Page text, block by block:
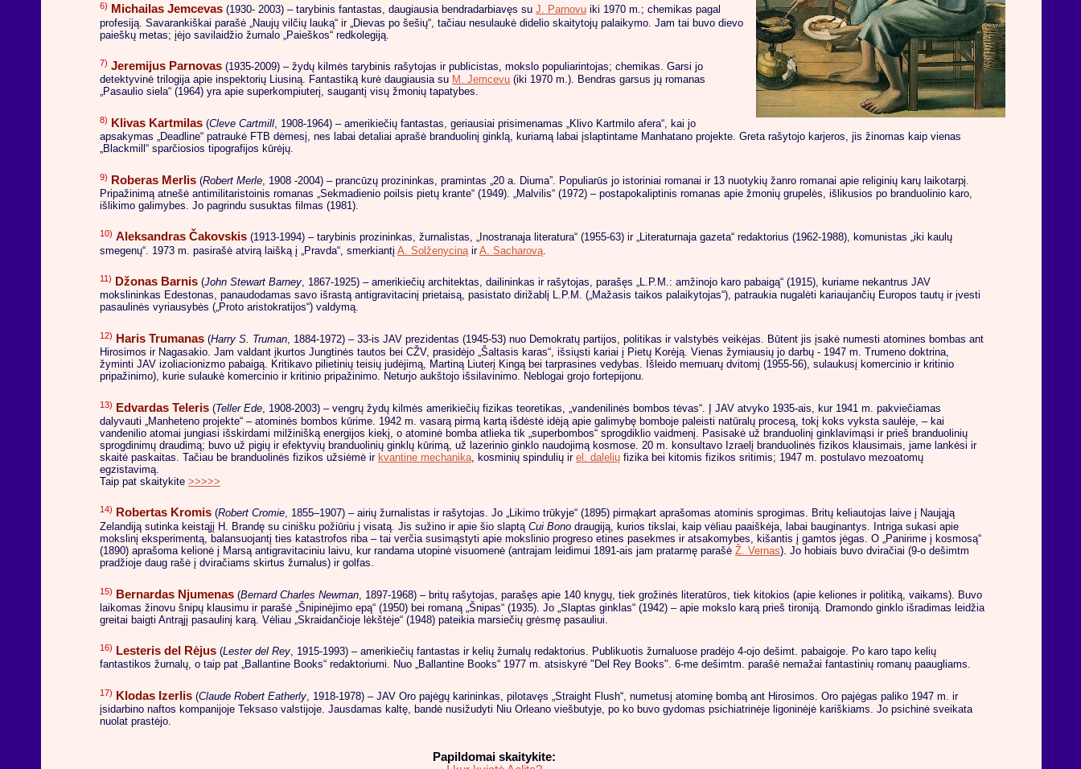
6) Michailas Jemcevas (1930- 2003) – tarybinis fantastas, daugiausia bendradarbiavęs su J. Parnovu iki 1970 m.; chemikas pagal
profesiją. Savarankiškai parašė „Naujų vilčių lauką“ ir „Dievas po šešių“, tačiau nesulaukė didelio skaitytojų palaikymo. Jam tai buvo dievo
paieškų metas; įėjo savilaidžio žurnalo „Paieškos“ redkolegiją.
7) Jeremijus Parnovas (1935-2009) – žydų kilmės tarybinis rašytojas ir publicistas, mokslo populiarintojas; chemikas. Garsi jo
detektyvinė trilogija apie inspektorių Liusiną. Fantastiką kurė daugiausia su M. Jemcevu (iki 1970 m.). Bendras garsus jų romanas
„Pasaulio siela“ (1964) yra apie superkompiuterį, saugantį visų žmonių tapatybes.
8) Klivas Kartmilas (Cleve Cartmill, 1908-1964) – amerikiečių fantastas, geriausiai prisimenamas „Klivo Kartmilo afera“, kai jo
apsakymas „Deadline“ patraukė FTB dėmesį, nes labai detaliai aprašė branduolinį ginklą, kuriamą labai įslaptintame Manhatano projekte. Greta rašytojo karjeros, jis žinomas kaip vienas
„Blackmill“ sparčiosios tipografijos kūrėjų.
9) Roberas Merlis (Robert Merle , 1908 -2004) – prancūzų prozininkas, pramintas „20 a. Diuma”. Populiarūs jo istoriniai romanai ir 13 nuotykių žanro romanai apie religinių karų laikotarpį.
Pripažinimą atnešė antimilitaristoinis romanas „Sekmadienio poilsis pietų krante“ (1949). „Malvilis“ (1972) – postapokaliptinis romanas apie žmonių grupelės, išlikusios po branduolinio karo,
išlikimo galimybes. Jo pagrindu susuktas filmas (1981).
10) Aleksandras Čakovskis (1913-1994) – tarybinis prozininkas, žurnalistas, „Inostranaja literatura“ (1955-63) ir „Literaturnaja gazeta“ redaktorius (1962-1988), komunistas „iki kaulų
smegenų“. 1973 m. pasirašė atvirą laišką į „Pravda“, smerkiantį A. Solženyciną irA. Sacharovą
11) Džonas Barnis (John Stewart Barney, 1867-1925) – amerikiečių architektas, dailininkas ir rašytojas, parašęs „L.P.M.: amžinojo karo pabaigą“ (1915), kuriame nekantrus JAV
mokslininkas Edestonas, panaudodamas savo išrastą antigravitacinį prietaisą, pasistato dirižablį L.P.M. („Mažasis taikos palaikytojas“), patraukia nugalėti kariaujančių Europos tautų ir įvesti
pasaulinės vyriausybės („Proto aristokratijos“) valdymą.
12) Haris Trumanas (Harry S. Truman, 1884-1972) – 33-is JAV prezidentas (1945-53) nuo Demokratų partijos, politikas ir valstybės veikėjas. Būtent jis įsakė numesti atomines bombas ant
Hirosimos ir Nagasakio. Jam valdant įkurtos Jungtinės tautos bei CŽV, prasidėjo „Šaltasis karas“, išsiųsti kariai į Pietų Korėją. Vienas žymiausių jo darbų - 1947 m. Trumeno doktrina,
žyminti JAV izoliacionizmo pabaigą. Kritikavo pilietinių teisių judėjimą, Martiną Liuterį Kingą bei tarprasines vedybas. Išleido memuarų dvitomį (1955-56), sulaukusį komercinio ir kritinio
pripažinimo), kurie sulaukė komercinio ir kritinio pripažinimo. Neturjo aukštojo išsilavinimo. Neblogai grojo fortepijonu.
13) Edvardas Teleris (Teller Ede, 1908-2003) – vengrų žydų kilmės amerikiečių fizikas teoretikas, „vandenilinės bombos tėvas“. Į JAV atvyko 1935-ais, kur 1941 m. pakviečiamas
dalyvauti „Manheteno projekte“ – atominės bombos kūrime. 1942 m. vasarą pirmą kartą išdėstė idėją apie galimybę bomboje paleisti natūralų procesą, tokį koks vyksta saulėje, – kai
vandenilio atomai jungiasi išskirdami milžinišką energijos kiekį, o atominė bomba atlieka tik „superbombos“ sprogdiklio vaidmenį. Pasisakė už branduolinį ginklavimąsi ir prieš branduolinių
sprogdinimų draudimą; buvo už pigių ir efektyvių branduolinių ginklų kūrimą, už lazerinio ginklo naudojimą kosmose. 20 m. konsultavo Izraelį branduolinės fizikos klausimais, jame lankėsi ir
skaitė paskaitas. Tačiau be branduolinės fizikos užsiėmė ir kvantine mechanika, kosminių spindulių ir el. dalelių fizika bei kitomis fizikos sritimis; 1947 m. postulavo mezoatomų
egzistavimą.
Taip pat skaitykite >>>>>
14) Robertas Kromis (Robert Cromie, 1855–1907) – airių žurnalistas ir rašytojas. Jo „Likimo trūkyje“ (1895) pirmąkart aprašomas atominis sprogimas. Britų keliautojas laive į Naująją
Zelandiją sutinka keistąjį H. Brandę su cinišku požiūriu į visatą. Jis sužino ir apie šio slaptą Cui Bono draugiją, kurios tikslai, kaip vėliau paaiškėja, labai bauginantys. Intriga sukasi apie
mokslinį eksperimentą, balansuojantį ties katastrofos riba – tai verčia susimąstyti apie mokslinio progreso etines pasekmes ir atsakomybes, kišantis į gamtos jėgas. O „Panirime į kosmosą“
(1890) aprašoma kelionė į Marsą antigravitaciniu laivu, kur randama utopinė visuomenė (antrajam leidimui 1891-ais jam pratarmę parašė Ž. Vernas). Jo hobiais buvo dviračiai (9-o dešimtm
pradžioje daug rašė į dviračiams skirtus žurnalus) ir golfas.
15) Bernardas Njumenas (Bernard Charles Newman , 1897-1968) – britų rašytojas, parašęs apie 140 knygų, tiek grožinės literatūros, tiek kitokios (apie keliones ir politiką, vaikams). Buvo
laikomas žinovu šnipų klausimu ir parašė „Šnipinėjimo epą“ (1950) bei romaną „Šnipas“ (1935). Jo „Slaptas ginklas“ (1942) – apie mokslo karą prieš tironiją. Dramondo ginklo išradimas leidžia
greitai baigti Antrąjį pasaulinį karą. Vėliau „Skraidančioje lėkštėje“ (1948) pateikia marsiečių grėsmę pasauliui.
16) Lesteris del Rėjus (Lester del Rey, 1915-1993) – amerikiečių fantastas ir kelių žurnalų redaktorius. Publikuotis žurnaluose pradėjo 4-ojo dešimt. pabaigoje. Po karo tapo kelių
fantastikos žurnalų, o taip pat „Ballantine Books“ redaktoriumi. Nuo „Ballantine Books“ 1977 m. atsiskyrė "Del Rey Books". 6-me dešimtm. parašė nemažai fantastinių romanų paaugliams.
17) Klodas Izerlis (Claude Robert Eatherly, 1918-1978) – JAV Oro pajėgų karininkas, pilotavęs „Straight Flush“, numetusį atominę bombą ant Hirosimos. Oro pajėgas paliko 1947 m. ir
įsidarbino naftos kompanijoje Teksaso valstijoje. Jausdamas kaltę, bandė nusižudyti Niu Orleano viešbutyje, po ko buvo gydomas psichiatrinėje ligoninėjė kariškiams. Jo psichinė sveikata
nuolat prastėjo.
Papildomai skaitykite: